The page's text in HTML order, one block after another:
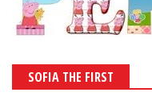
SOFIA THE FIRST